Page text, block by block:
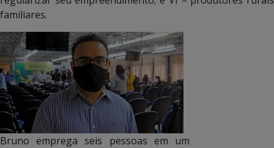
familiares.
Bruno emprega seis pessoas em um